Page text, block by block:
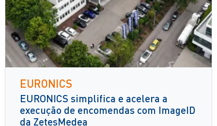
EURONICS
EURONICS simplifica e acelera a
execução de encomendas com ImageID
da ZetesMedea